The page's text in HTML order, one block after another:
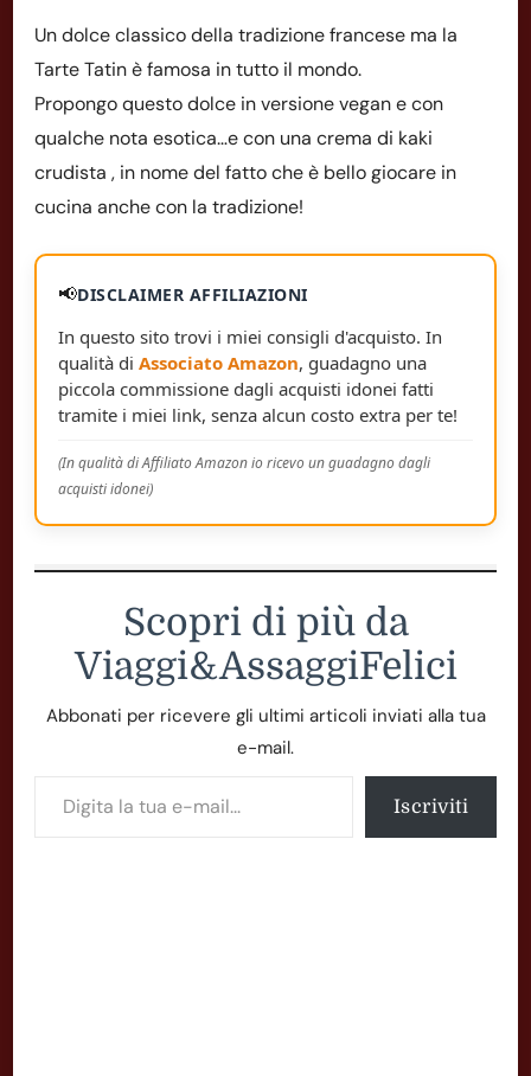
Un dolce classico della tradizione francese ma la
Tarte Tatin è famosa in tutto il mondo.
Propongo questo dolce in versione vegan e con
qualche nota esotica…e con una crema di kaki
crudista , in nome del fatto che è bello giocare in
cucina anche con la tradizione!
📢DISCLAIMER AFFILIAZIONI
In questo sito trovi i miei consigli d'acquisto. In
qualità di Associato Amazon, guadagno una
piccola commissione dagli acquisti idonei fatti
tramite i miei link, senza alcun costo extra per te!
(In qualità di Affiliato Amazon io ricevo un guadagno dagli
acquisti idonei)
Scopri di più da
Viaggi&AssaggiFelici
Abbonati per ricevere gli ultimi articoli inviati alla tua
e-mail.
Iscriviti